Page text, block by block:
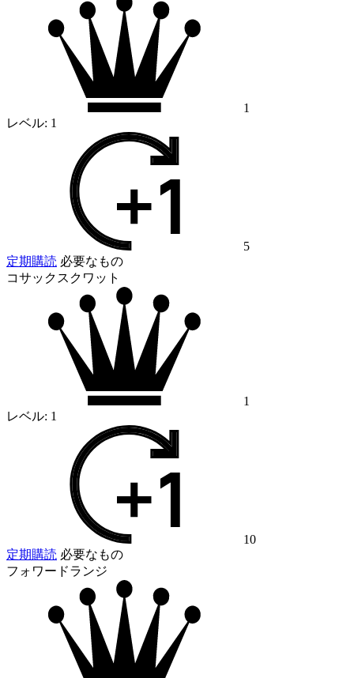
1
レベル: 1
5
定期購読 必要なもの
コサックスクワット
1
レベル: 1
10
定期購読 必要なもの
フォワードランジ